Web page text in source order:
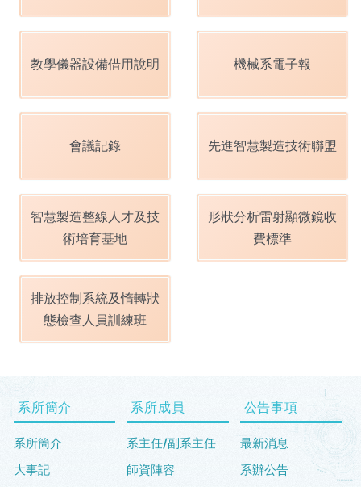
教學儀器設備借用說明 機械系電子報
會議記錄 先進智慧製造技術聯盟
智慧製造整線人才及技
術培育基地
形狀分析雷射顯微鏡收
費標準
排放控制系統及惰轉狀
態檢查人員訓練班
系所簡介
系所簡介
大事記
系所成員
系主任/副系主任
師資陣容
公告事項
最新消息
系辦公告